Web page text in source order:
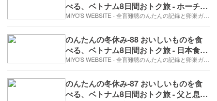
べる、ベトナム8日間おトク旅 - ホーチミ
ンでたこ焼き。（2017年12月30日/7日
め）
のんたんの冬休み-88 おいしいものを食
べる、ベトナム8日間おトク旅 - 日本食で
なくちゃ。^^（2017年12月30日/7日め）
のんたんの冬休み-87 おいしいものを食
べる、ベトナム8日間おトク旅 - 父と息子